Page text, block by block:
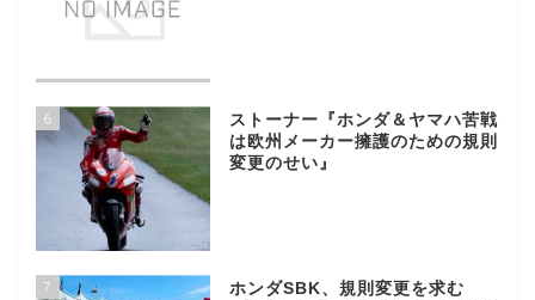
6
ストーナー『ホンダ＆ヤマハ苦戦
は欧州メーカー擁護のための規則
変更のせい』
7
ホンダSBK、規則変更を求む